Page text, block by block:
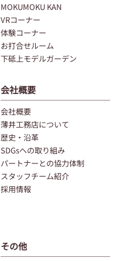
MOKUMOKU KAN
VRコーナー
体験コーナー
お打合せルーム
下砥上モデルガーデン
会社概要
会社概要
薄井工務店について
歴史・沿革
SDGsへの取り組み
パートナーとの協力体制
スタッフチーム紹介
採用情報
その他